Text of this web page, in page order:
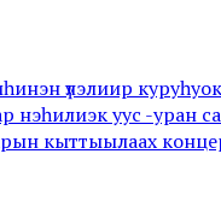
үлэлиир
нэһилиэк уус -
кыттыылаах